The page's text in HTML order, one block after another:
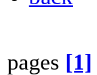
pages [1]